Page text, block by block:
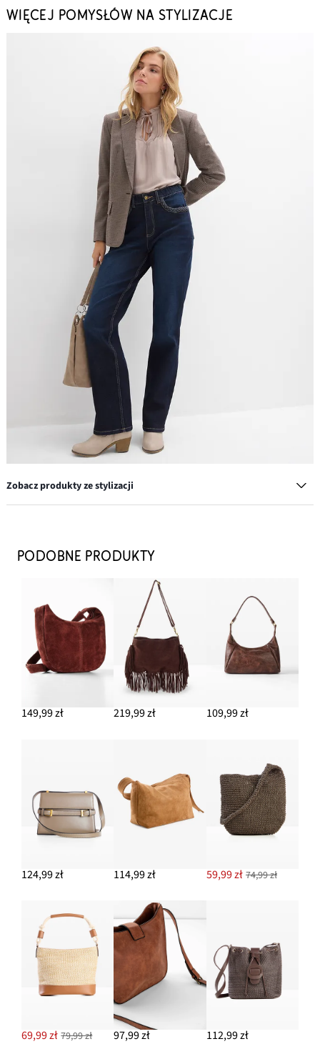
WIĘCEJ POMYSŁÓW NA STYLIZACJE
Zobacz produkty ze stylizacji
97,99 zł
DODAJ DO KOSZYKA
Torebka
124,99 zł
DODAJ DO KOSZYKA
Kozaki kowbojki
DODAJ DO KOSZYKA
PODOBNE PRODUKTY
149,99 zł 219,99 zł 109,99 zł
124,99 zł 114,99 zł 59,99 zł 74,99 zł
69,99 zł 79,99 zł 97,99 zł 112,99 zł